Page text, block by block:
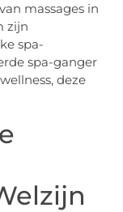
massages in
zijn
spa-
spa-ganger
deze